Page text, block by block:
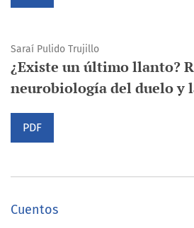
Saraí Pulido Trujillo
¿Existe un último llanto?
neurobiología del duelo y
PDF
Cuentos